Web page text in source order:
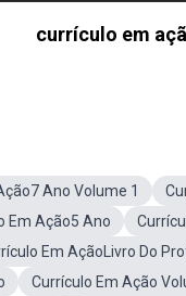
currículo em
Ano Volume 1
Em Ação5 Ano
Em AçãoLivro Do
Currículo Em Ação